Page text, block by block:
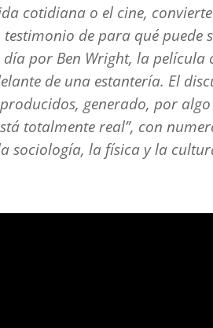
cotidiana o el cine,
de para qué puede
por Ben Wright, la película
de una estantería. El
generado, por
totalmente real”, con
sociología, la física y la